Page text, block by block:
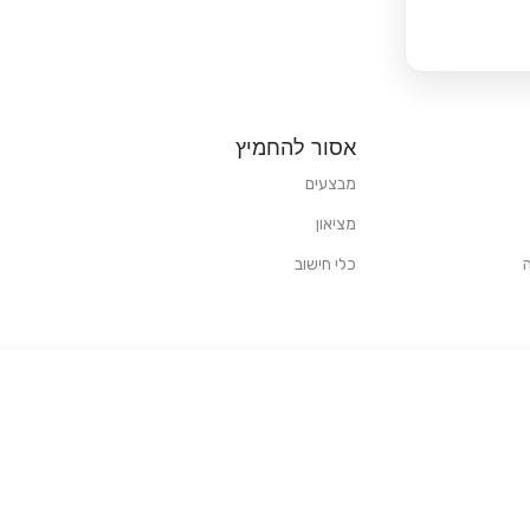
אסור להחמיץ
מבצעים
מציאון
כלי חישוב